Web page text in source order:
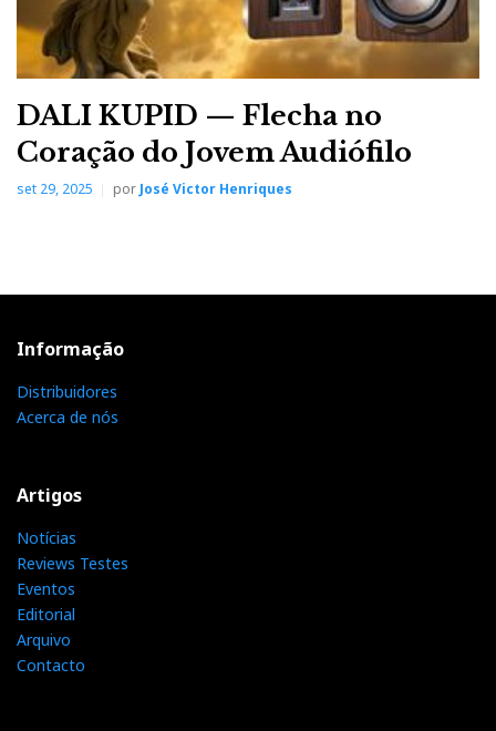
DALI KUPID — Flecha no
Coração do Jovem Audiófilo
set 29, 2025 por José Victor Henriques
Informação
Distribuidores
Acerca de nós
Artigos
Notícias
Reviews Testes
Eventos
Editorial
Arquivo
Contacto